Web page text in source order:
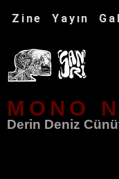
atlaZine Yayın
MONO
Derin Deniz